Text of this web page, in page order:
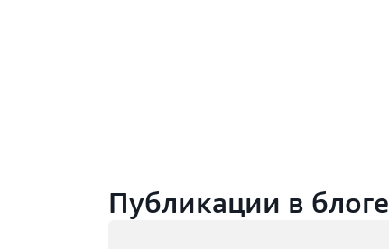
Публикации в блоге